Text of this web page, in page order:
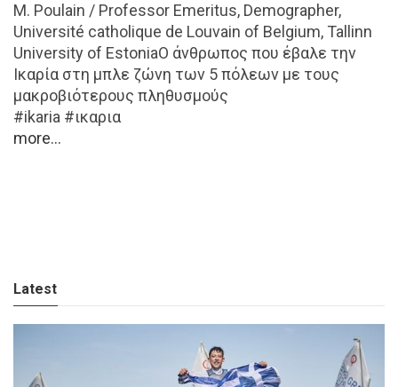
M. Poulain / Professor Emeritus, Demographer,
Université catholique de Louvain of Belgium, Tallinn
University of EstoniaΟ άνθρωπος που έβαλε την
Ικαρία στη μπλε ζώνη των 5 πόλεων με τους
μακροβιότερους πληθυσμούς
#ikaria #ικαρια
more...
Latest